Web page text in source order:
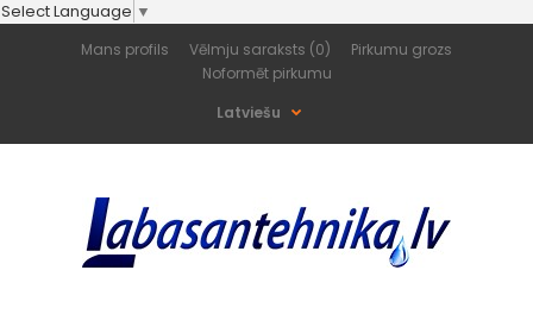
Select Language ▼
Mans profils Vēlmju saraksts (0)
Pirkumu grozs
Noformēt pirkumu
Latviešu